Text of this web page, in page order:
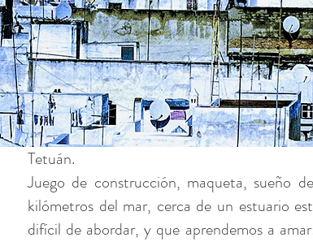
Tetuán.
Juego de construcción, maqueta, sueño
kilómetros del mar, cerca de un estuario
difícil de abordar, y que aprendemos a